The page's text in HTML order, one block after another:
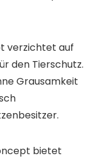
verzichtet auf
den Tierschutz.
Grausamkeit
bietet